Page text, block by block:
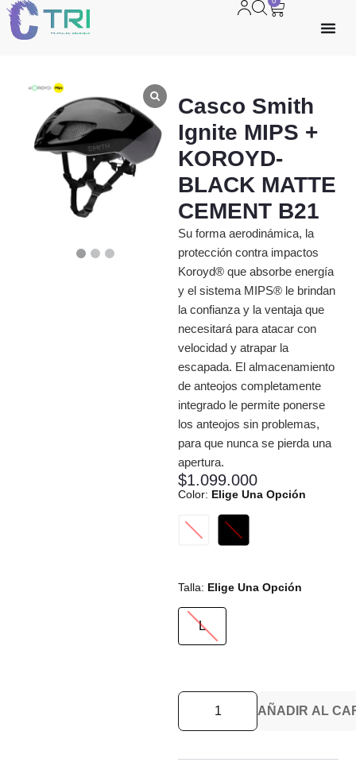
Casco Smith
Ignite MIPS +
KOROYD-
BLACK MATTE
CEMENT B21
Su forma aerodinámica, la
protección contra impactos
Koroyd® que absorbe energía
y el sistema MIPS® le brindan
la confianza y la ventaja que
necesitará para atacar con
velocidad y atrapar la
escapada. El almacenamiento
de anteojos completamente
integrado le permite ponerse
los anteojos sin problemas,
para que nunca se pierda una
apertura.
$1.099.000
Color: Elige Una Opción
Talla: Elige Una Opción
L
AÑADIR AL